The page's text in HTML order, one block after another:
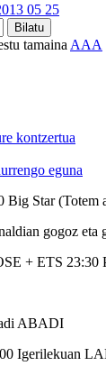
05 25
tamaina AAA
kontzertua
eguna
Big Star (Totem
gogoz eta
+ ETS 23:30
ABADI
Igerilekuan